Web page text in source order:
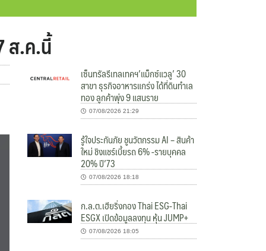
ส.ค.นี้
เซ็นทรัลรีเทลเทคฯ’แม็กซ์แวลู’ 30
สาขา ธุรกิจอาหารแกร่ง ได้ที่ดินทำเล
ทอง ลูกค้าพุ่ง 9 แสนราย
07/08/2026 21:29
รู้ใจประกันภัย ชูนวัตกรรม AI – สินค้า
ใหม่ ชิงแชร์เบี้ยรถ 6% -รายบุคคล
20% ปี’73
07/08/2026 18:18
ก.ล.ต.เฮียริ่งกอง Thai ESG-Thai
ESGX เปิดข้อมูลลงทุน หุ้น JUMP+
07/08/2026 18:05